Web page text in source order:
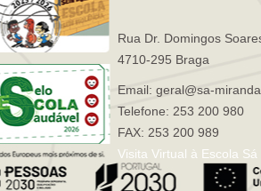
Rua Dr. Domingos
4710-295 Braga
Email: geral@sa-
Telefone: 253 200 980
FAX: 253 200 989
Visita Virtual à Escola